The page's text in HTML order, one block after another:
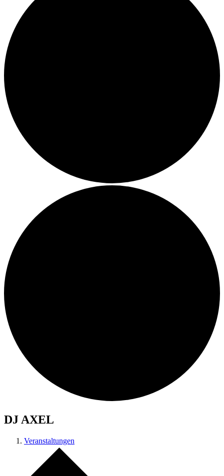
DJ AXEL
Veranstaltungen